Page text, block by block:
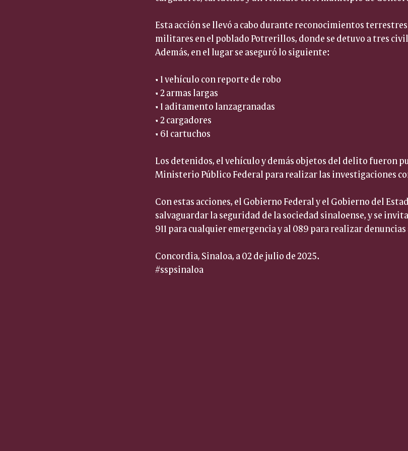
Esta acción se llevó a cabo durante reconocimientos
militares en el poblado Potrerillos, donde se detuvo a tres
Además, en el lugar se aseguró lo siguiente:
• 1 vehículo con reporte de robo
• 2 armas largas
• 1 aditamento lanzagranadas
• 2 cargadores
• 61 cartuchos
Los detenidos, el vehículo y demás objetos del delito fueron
Ministerio Público Federal para realizar las investigaciones
Con estas acciones, el Gobierno Federal y el Gobierno del
salvaguardar la seguridad de la sociedad sinaloense, y se
911 para cualquier emergencia y al 089 para realizar
Concordia, Sinaloa, a 02 de julio de 2025.
#sspsinaloa